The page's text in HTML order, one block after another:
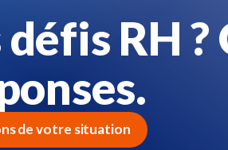
RH ?
de votre situation